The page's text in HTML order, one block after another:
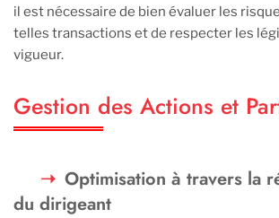
il est nécessaire de bien évaluer les
telles transactions et de respecter les
vigueur.
Gestion des Actions et
Optimisation à travers la
du dirigeant